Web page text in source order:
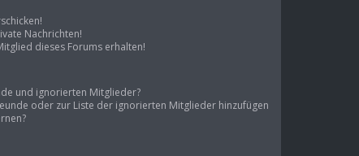
Nachrichten!
dieses Forums erhalten!
und ignorierten Mitglieder?
oder zur Liste der ignorierten Mitglieder hinzufügen